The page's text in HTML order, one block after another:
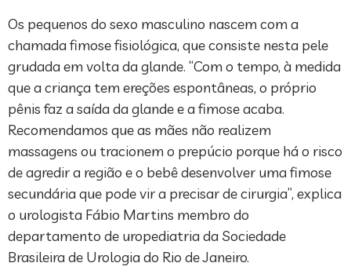
Os pequenos do sexo masculino nascem com a
chamada fimose fisiológica, que consiste nesta pele
grudada em volta da glande. “Com o tempo, à medida
que a criança tem ereções espontâneas, o próprio
pênis faz a saída da glande e a fimose acaba.
Recomendamos que as mães não realizem
massagens ou tracionem o prepúcio porque há o risco
de agredir a região e o bebê desenvolver uma fimose
secundária que pode vir a precisar de cirurgia”, explica
o urologista Fábio Martins membro do
departamento de uropediatria da Sociedade
Brasileira de Urologia do Rio de Janeiro.